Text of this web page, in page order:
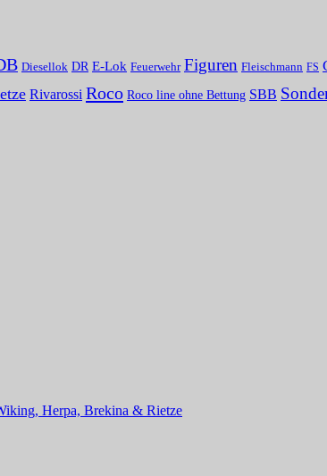
Diesellok DR E-Lok Feuerwehr Figuren Fleischmann FS
Rivarossi Roco Roco line ohne Bettung SBB
Herpa, Brekina & Rietze